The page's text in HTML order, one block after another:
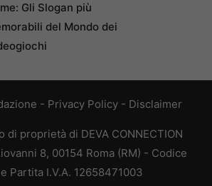
Gli Slogan più
del Mondo dei
- Privacy Policy - Disclaimer
di proprietà di DEVA CONNECTION
8, 00154 Roma (RM) - Codice
Partita I.V.A. 12658471003